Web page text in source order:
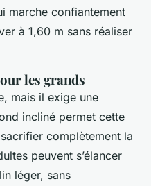
marche confiantement
à 1,60 m sans réaliser
les grands
mais il exige une
incliné permet cette
complètement la
peuvent s’élancer
léger, sans